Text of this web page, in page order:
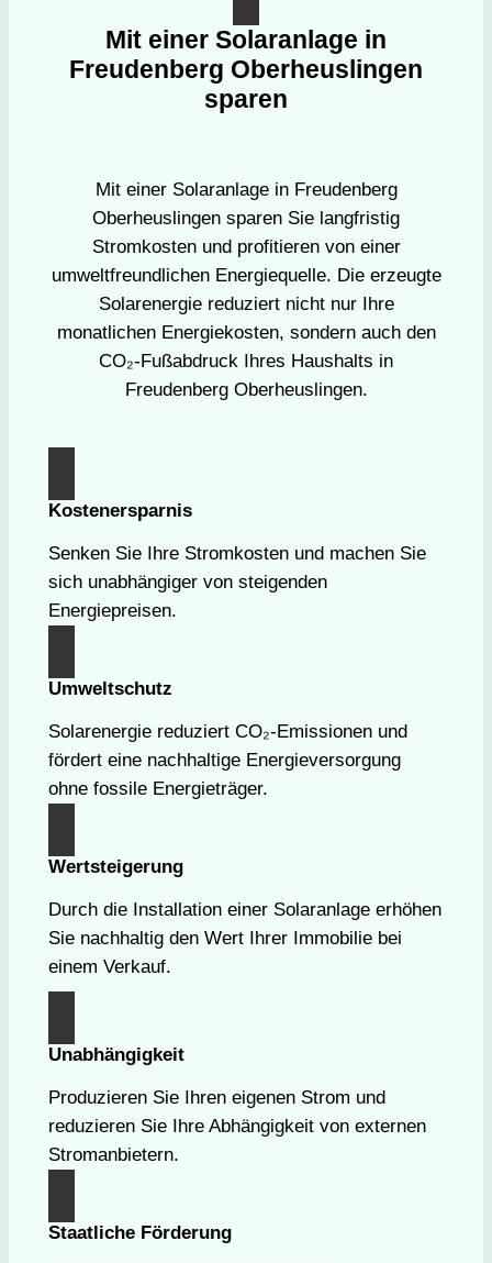
Mit einer Solaranlage in
Freudenberg Oberheuslingen
sparen
Mit einer Solaranlage in Freudenberg
Oberheuslingen sparen Sie langfristig
Stromkosten und profitieren von einer
umweltfreundlichen Energiequelle. Die erzeugte
Solarenergie reduziert nicht nur Ihre
monatlichen Energiekosten, sondern auch den
CO₂-Fußabdruck Ihres Haushalts in
Freudenberg Oberheuslingen.
Kostenersparnis
Senken Sie Ihre Stromkosten und machen Sie
sich unabhängiger von steigenden
Energiepreisen.
Umweltschutz
Solarenergie reduziert CO₂-Emissionen und
fördert eine nachhaltige Energieversorgung
ohne fossile Energieträger.
Wertsteigerung
Durch die Installation einer Solaranlage erhöhen
Sie nachhaltig den Wert Ihrer Immobilie bei
einem Verkauf.
Unabhängigkeit
Produzieren Sie Ihren eigenen Strom und
reduzieren Sie Ihre Abhängigkeit von externen
Stromanbietern.
Staatliche Förderung